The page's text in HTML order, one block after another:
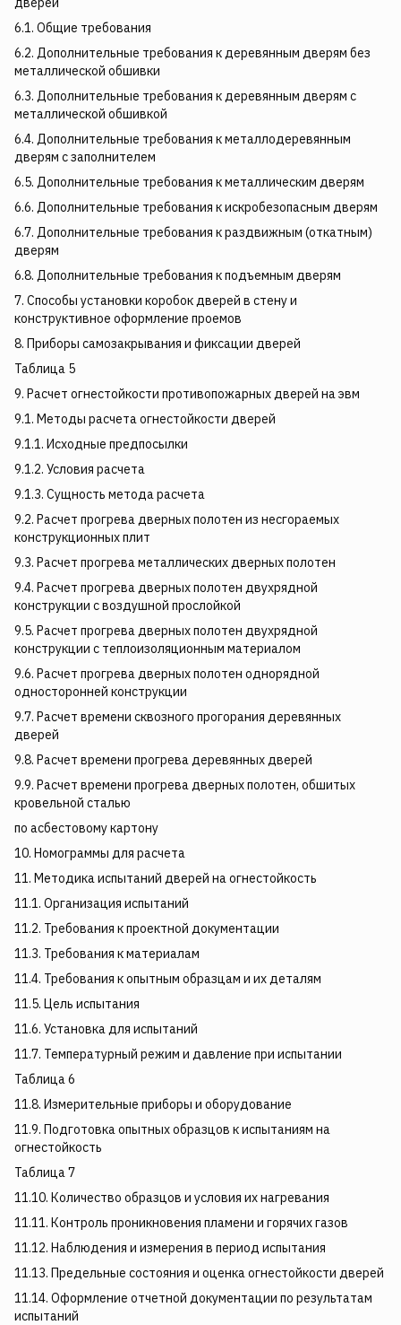
6.1. Общие требования
6.2. Дополнительные требования к деревянным дверям без
металлической обшивки
6.3. Дополнительные требования к деревянным дверям с
металлической обшивкой
6.4. Дополнительные требования к металлодеревянным
дверям с заполнителем
6.5. Дополнительные требования к металлическим дверям
6.6. Дополнительные требования к искробезопасным дверям
6.7. Дополнительные требования к раздвижным (откатным)
дверям
6.8. Дополнительные требования к подъемным дверям
7. Способы установки коробок дверей в стену и
конструктивное оформление проемов
8. Приборы самозакрывания и фиксации дверей
Таблица 5
9. Расчет огнестойкости противопожарных дверей на эвм
9.1. Методы расчета огнестойкости дверей
9.1.1. Исходные предпосылки
9.1.2. Условия расчета
9.1.3. Сущность метода расчета
9.2. Расчет прогрева дверных полотен из несгораемых
конструкционных плит
9.3. Расчет прогрева металлических дверных полотен
9.4. Расчет прогрева дверных полотен двухрядной
конструкции с воздушной прослойкой
9.5. Расчет прогрева дверных полотен двухрядной
конструкции с теплоизоляционным материалом
9.6. Расчет прогрева дверных полотен однорядной
односторонней конструкции
9.7. Расчет времени сквозного прогорания деревянных
дверей
9.8. Расчет времени прогрева деревянных дверей
9.9. Расчет времени прогрева дверных полотен, обшитых
кровельной сталью
по асбестовому картону
10. Номограммы для расчета
11. Методика испытаний дверей на огнестойкость
11.1. Организация испытаний
11.2. Требования к проектной документации
11.3. Требования к материалам
11.4. Требования к опытным образцам и их деталям
11.5. Цель испытания
11.6. Установка для испытаний
11.7. Температурный режим и давление при испытании
Таблица 6
11.8. Измерительные приборы и оборудование
11.9. Подготовка опытных образцов к испытаниям на
огнестойкость
Таблица 7
11.10. Количество образцов и условия их нагревания
11.11. Контроль проникновения пламени и горячих газов
11.12. Наблюдения и измерения в период испытания
11.13. Предельные состояния и оценка огнестойкости дверей
11.14. Оформление отчетной документации по результатам
испытаний